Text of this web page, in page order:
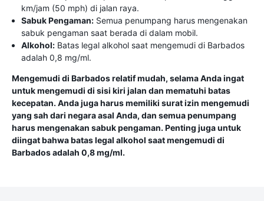
km/jam (50 mph) di jalan raya.
Sabuk Pengaman: Semua penumpang harus mengenakan
sabuk pengaman saat berada di dalam mobil.
Alkohol: Batas legal alkohol saat mengemudi di Barbados
adalah 0,8 mg/ml.
Mengemudi di Barbados relatif mudah, selama Anda ingat
untuk mengemudi di sisi kiri jalan dan mematuhi batas
kecepatan. Anda juga harus memiliki surat izin mengemudi
yang sah dari negara asal Anda, dan semua penumpang
harus mengenakan sabuk pengaman. Penting juga untuk
diingat bahwa batas legal alkohol saat mengemudi di
Barbados adalah 0,8 mg/ml.